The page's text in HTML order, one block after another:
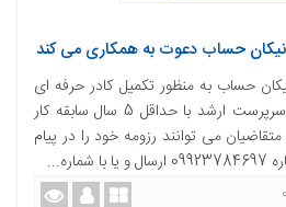
حساب دعوت به همکاری می کند
حساب به منظور تکمیل کادر حرفه ای
خود از یک نفر سرپرست یا سرپرست ارشد با حداقل 5 سال سابقه کار
می توانند رزومه خود را در پیام